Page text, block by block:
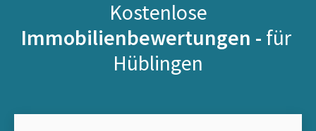
Kostenlose
Immobilienbewertungen - für
Hüblingen